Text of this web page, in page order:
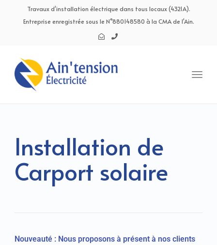
Travaux d'installation électrique dans tous locaux (4321A).
Entreprise enregistrée sous le N°880148580 à la CMA de l'Ain.
Installation de
Carport solaire
Nouveauté : Nous proposons à présent à nos clients